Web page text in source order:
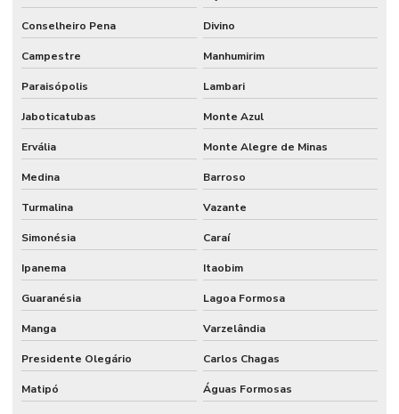
Conselheiro Pena Divino
Campestre Manhumirim
Paraisópolis Lambari
Jaboticatubas Monte Azul
Ervália Monte Alegre de Minas
Medina Barroso
Turmalina Vazante
Simonésia Caraí
Ipanema Itaobim
Guaranésia Lagoa Formosa
Manga Varzelândia
Presidente Olegário Carlos Chagas
Matipó Águas Formosas